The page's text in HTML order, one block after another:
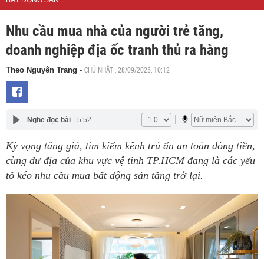
Nhu cầu mua nhà của người trẻ tăng,
doanh nghiệp địa ốc tranh thủ ra hàng
Theo Nguyên Trang - CHỦ NHẬT , 28/09/2025, 10:12
Nghe đọc bài 5:52
Kỳ vọng tăng giá, tìm kiếm kênh trú ẩn an toàn dòng tiền,
cùng dư địa của khu vực vệ tinh TP.HCM đang là các yếu
tố kéo nhu cầu mua bất động sản tăng trở lại.